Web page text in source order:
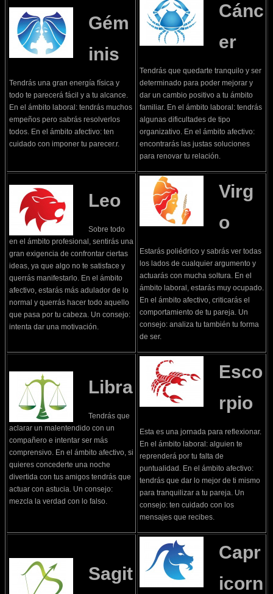
Gém
inis
Tendrás una gran energía física y
todo te parecerá fácil y a tu alcance.
En el ámbito laboral: tendrás muchos
empeños pero sabrás resolverlos
todos. En el ámbito afectivo: ten
cuidado con imponer tu parecer.r.
Cánc
er
Tendrás que quedarte tranquilo y ser
determinado para poder mejorar y
dar un cambio positivo a tu ámbito
familiar. En el ámbito laboral: tendrás
algunas dificultades de tipo
organizativo. En el ámbito afectivo:
encontrarás las justas soluciones
para renovar tu relación.
Leo
Sobre todo
en el ámbito profesional, sentirás una
gran exigencia de confrontar ciertas
ideas, ya que algo no te satisface y
querrás manifestarlo. En el ámbito
afectivo, estarás más adulador de lo
normal y querrás hacer todo aquello
que pasa por tu cabeza. Un consejo:
intenta dar una motivación.
Virg
o
Estarás poliédrico y sabrás ver todas
los lados de cualquier argumento y
actuarás con mucha soltura. En el
ámbito laboral, estarás muy ocupado.
En el ámbito afectivo, criticarás el
comportamiento de tu pareja. Un
consejo: analiza tu también tu forma
de ser.
Libra
Tendrás que
aclarar un malentendido con un
compañero e intentar ser más
comprensivo. En el ámbito afectivo, si
quieres concederte una noche
divertida con tus amigos tendrás que
actuar con astucia. Un consejo:
mezcla la verdad con lo falso.
Esco
rpio
Esta es una jornada para reflexionar.
En el ámbito laboral: alguien te
reprenderá por tu falta de
puntualidad. En el ámbito afectivo:
tendrás que dar lo mejor de ti mismo
para tranquilizar a tu pareja. Un
consejo: ten cuidado con los
mensajes que recibes.
Sagit
Capr
icorn